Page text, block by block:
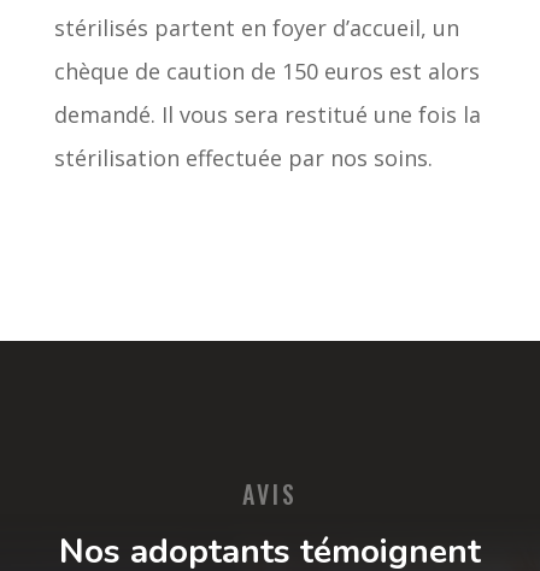
stérilisés partent en foyer d’accueil, un
chèque de caution de 150 euros est alors
demandé. Il vous sera restitué une fois la
stérilisation effectuée par nos soins.
AVIS
Nos adoptants témoignent